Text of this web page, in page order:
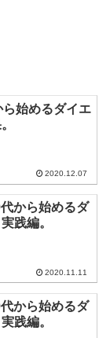
ら始めるダイエ
2020.12.07
から始めるダ
践編。
2020.11.11
から始めるダ
践編。